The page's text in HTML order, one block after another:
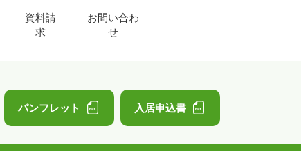
資料請
求
お問い合わ
せ
パンフレット 入居申込書